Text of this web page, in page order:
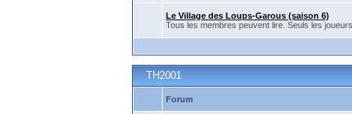
Le Village des Loups-Garous (saison 6)
Tous les membres peuvent lire. Seuls les
TH2001
Forum